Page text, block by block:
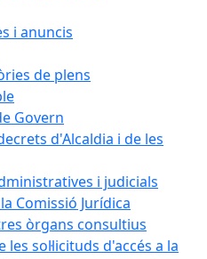
i anuncis
de plens
Govern
d'Alcaldia i de les
i judicials
Comissió Jurídica
òrgans consultius
les sol·licituds d'accés a la